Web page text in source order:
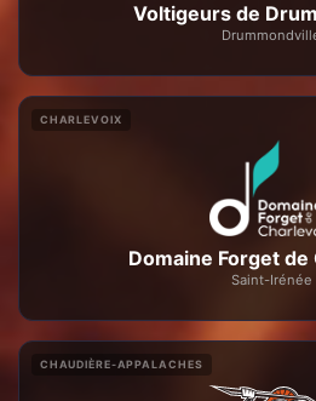
Voltigeurs de
CHARLEVOIX
Domaine Forget de
Saint-Irénée
CHAUDIÈRE-APPALACHES